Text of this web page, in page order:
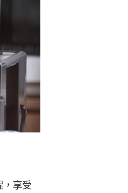
，享受